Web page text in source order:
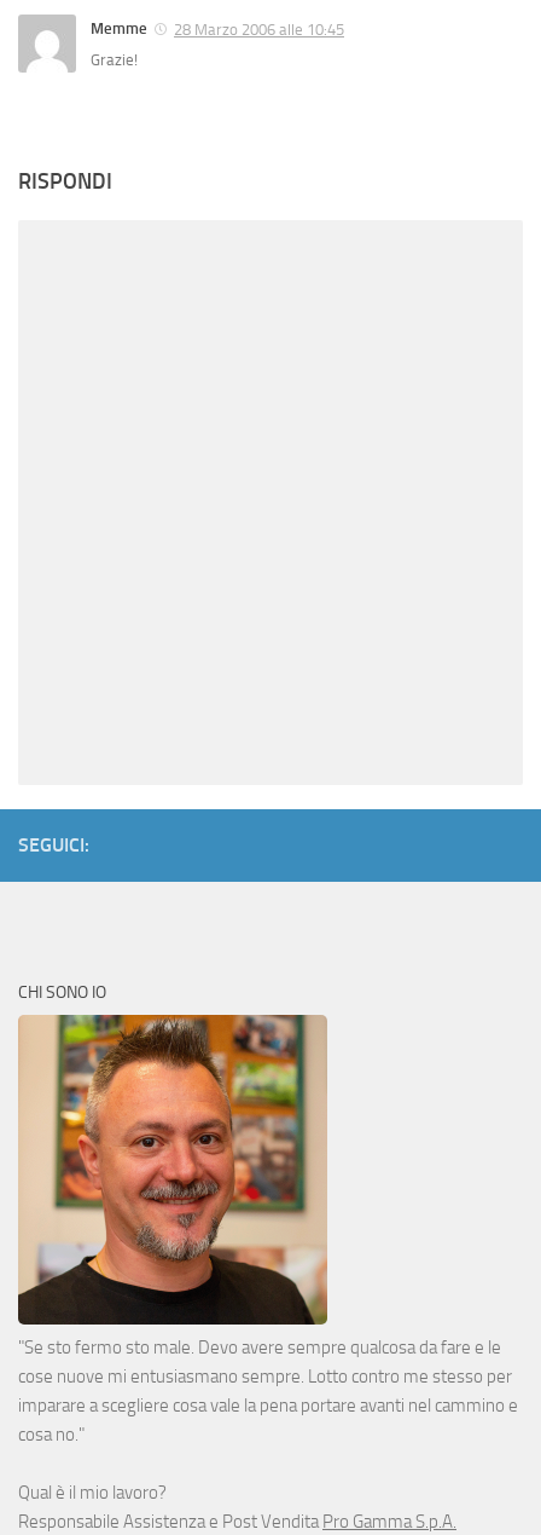
Memme
28 Marzo 2006 alle 10:45
Grazie!
RISPONDI
SEGUICI:
CHI SONO IO
"Se sto fermo sto male. Devo avere sempre qualcosa da fare e le
cose nuove mi entusiasmano sempre. Lotto contro me stesso per
imparare a scegliere cosa vale la pena portare avanti nel cammino e
cosa no."
Qual è il mio lavoro?
Responsabile Assistenza e Post VenditaPro Gamma S.p.A.